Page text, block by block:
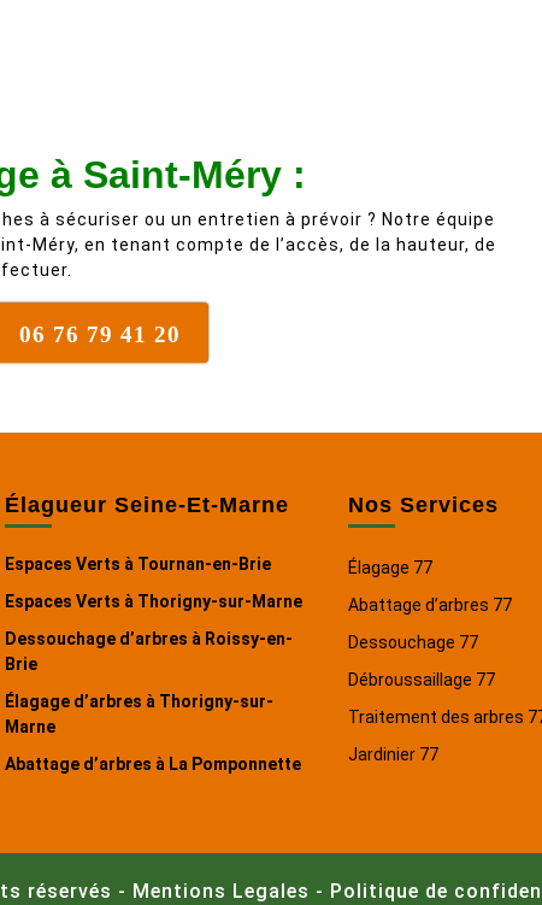
leur métier, c'est juste une
évidence. Et en plus ils sont
vraiment sympathique. Bref,
à Saint-Méry :
à sécuriser ou un entretien à prévoir ? Notre équipe
Méry, en tenant compte de l’accès, de la hauteur, de
06 76 79 41 20
Élagueur Seine-Et-Marne
Espaces Verts à Tournan-en-Brie
Espaces Verts à Thorigny-sur-Marne
Dessouchage d’arbres à Roissy-en-
Brie
Élagage d’arbres à Thorigny-sur-
Marne
Abattage d’arbres à La Pomponnette
Nos Services
Élagage 77
Abattage d’arbres 77
Dessouchage 77
Débroussaillage 77
Traitement des arbres
Jardinier 77
réservés - Mentions Legales - Politique de